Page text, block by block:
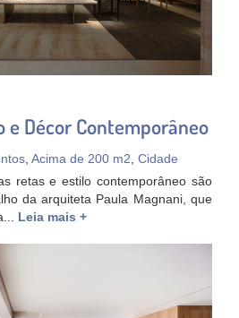
e Décor Contemporâneo
Acima de 200 m2 Cidade
retas e estilo contemporâneo são
da arquiteta Paula Magnani, que
Leia mais +